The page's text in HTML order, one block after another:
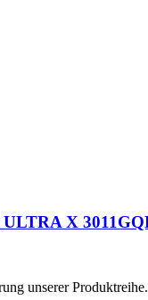
X
unserer Produktreihe.